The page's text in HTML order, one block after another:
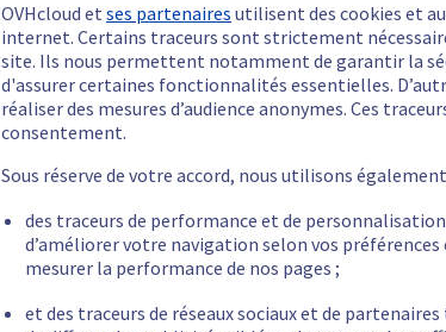
OVHcloud et ses partenaires utilisent des cookies et
internet. Certains traceurs sont strictement
site. Ils nous permettent notamment de garantir la
d'assurer certaines fonctionnalités essentielles.
réaliser des mesures d’audience anonymes. Ces
consentement.
Sous réserve de votre accord, nous utilisons
des traceurs de performance et de
d’améliorer votre navigation selon vos préférences
mesurer la performance de nos pages ;
et des traceurs de réseaux sociaux et de